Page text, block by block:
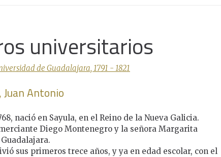
universitarios
de Guadalajara, 1791 - 1821
Antonio
nació en Sayula, en el Reino de la Nueva Galicia.
Diego Montenegro y la señora Margarita
sus primeros trece años, y ya en edad escolar, con el